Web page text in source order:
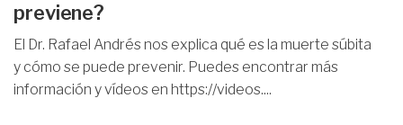
previene?
El Dr. Rafael Andrés nos explica qué es la muerte súbita
y cómo se puede prevenir. Puedes encontrar más
información y vídeos en https://videos....